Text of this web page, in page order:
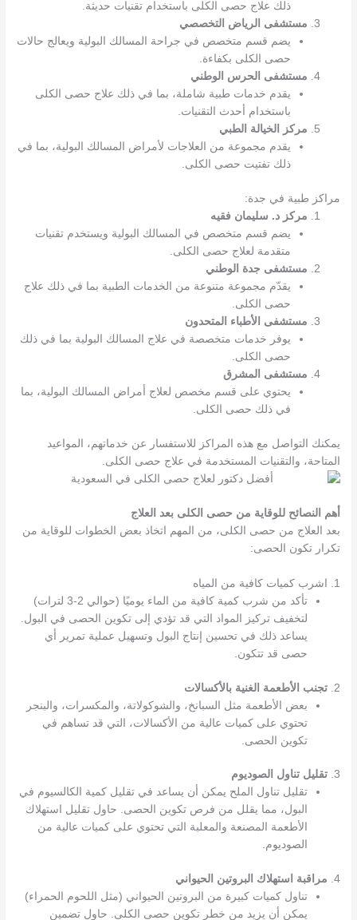
ذلك علاج حصى الكلى باستخدام تقنيات حديثة.
مستشفى الرياض التخصصي
يضم قسم متخصص في جراحة المسالك البولية ويعالج حالات
حصى الكلى بكفاءة.
مستشفى الحرس الوطني
يقدم خدمات طبية شاملة، بما في ذلك علاج حصى الكلى
باستخدام أحدث التقنيات.
مركز الخيالة الطبي
يقدم مجموعة من العلاجات لأمراض المسالك البولية، بما في
ذلك تفتيت حصى الكلى.
مراكز طبية في جدة:
مركز د. سليمان فقيه
يضم قسم متخصص في المسالك البولية ويستخدم تقنيات
متقدمة لعلاج حصى الكلى.
مستشفى جدة الوطني
يقدّم مجموعة متنوعة من الخدمات الطبية بما في ذلك علاج
حصى الكلى.
مستشفى الأطباء المتحدون
يوفر خدمات متخصصة في علاج المسالك البولية بما في ذلك
حصى الكلى.
مستشفى المشرق
يحتوي على قسم مخصص لعلاج أمراض المسالك البولية، بما
في ذلك حصى الكلى.
يمكنك التواصل مع هذه المراكز للاستفسار عن خدماتهم، المواعيد
المتاحة، والتقنيات المستخدمة في علاج حصى الكلى.
أهم النصائح للوقاية من حصى الكلى بعد العلاج
بعد العلاج من حصى الكلى، من المهم اتخاذ بعض الخطوات للوقاية من
تكرار تكون الحصى:
1. اشرب كميات كافية من المياه
تأكد من شرب كمية كافية من الماء يوميًا (حوالي 2-3 لترات)
لتخفيف تركيز المواد التي قد تؤدي إلى تكوين الحصى في البول.
يساعد ذلك في تحسين إنتاج البول وتسهيل عملية تمرير أي
حصى قد تتكون.
2.
تجنب الأطعمة الغنية بالأكسالات
بعض الأطعمة مثل السبانخ، والشوكولاتة، والمكسرات، والبنجر
تحتوي على كميات عالية من الأكسالات، التي قد تساهم في
تكوين الحصى.
3. تقليل تناول الصوديوم
تقليل تناول الملح يمكن أن يساعد في تقليل كمية الكالسيوم في
البول، مما يقلل من فرص تكوين الحصى. حاول تقليل استهلاك
الأطعمة المصنعة والمعلبة التي تحتوي على كميات عالية من
الصوديوم.
4. مراقبة استهلاك البروتين الحيواني
تناول كميات كبيرة من البروتين الحيواني (مثل اللحوم الحمراء)
يمكن أن يزيد من خطر تكوين حصى الكلى. حاول تضمين